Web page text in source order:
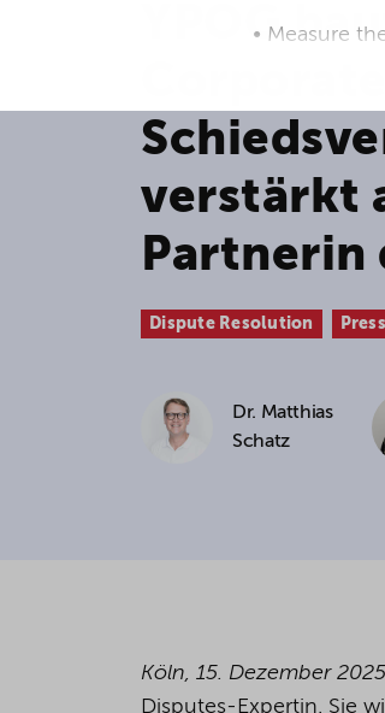
• Measure
• Track your
purposes,
You can
YPOG
verstärkt
Partnerin
Dispute Resolution
Dr. Matthias
Schatz
Köln, 15. Dezember 2025
Disputes-Expertin. Sie